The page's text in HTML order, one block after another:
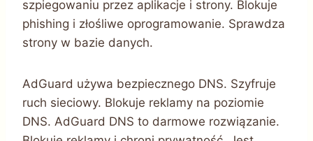
szpiegowaniu przez aplikacje i strony. Blokuje
phishing i złośliwe oprogramowanie. Sprawdza
strony w bazie danych.
AdGuard używa bezpiecznego DNS. Szyfruje
ruch sieciowy. Blokuje reklamy na poziomie
DNS. AdGuard DNS to darmowe rozwiązanie.